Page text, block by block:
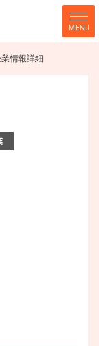
わかやま就職ガ
MENU
情報詳細